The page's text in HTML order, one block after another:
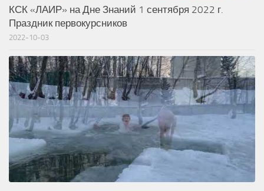
КСК «ЛАИР» на Дне Знаний 1 сентября 2022 г.
Праздник первокурсников
2022-10-03